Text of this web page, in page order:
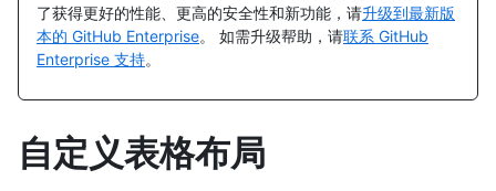
了获得更好的性能、更高的安全性和新功能，请升级到最新版
本的 GitHub Enterprise。 如需升级帮助，请联系 GitHub
Enterprise 支持。
自定义表格布局